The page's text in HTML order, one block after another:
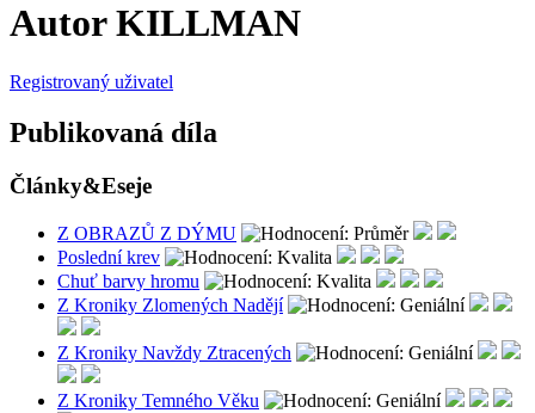
Autor KILLMAN
Registrovaný uživatel
Publikovaná díla
Články&Eseje
Z OBRAZŮ Z DÝMU
Poslední krev
Chuť barvy hromu
Z Kroniky Zlomených Nadějí
Z Kroniky Navždy Ztracených
Z Kroniky Temného Věku